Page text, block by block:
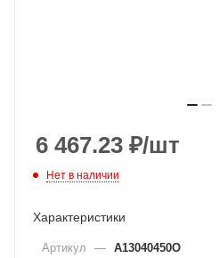
6 467.23 ₽/шт
Нет в наличии
Характеристики
Артикул — A13040450O